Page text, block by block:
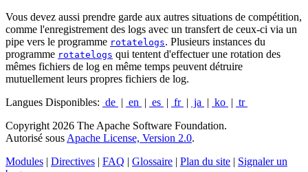
Vous devez aussi prendre garde aux autres situations de compétition,
comme l'enregistrement des logs avec un transfert de ceux-ci via un
pipe vers le programme rotatelogs. Plusieurs instances du
programme rotatelogs qui tentent d'effectuer une rotation des
mêmes fichiers de log en même temps peuvent détruire
mutuellement leurs propres fichiers de log.
Langues Disponibles: de | en | es | fr | ja | ko | tr
Copyright 2026 The Apache Software Foundation.
Autorisé sous Apache License, Version 2.0.
Modules | Directives | FAQ | Glossaire | Plan du site | Signaler un